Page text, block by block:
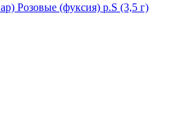
Розовые (фуксия) р.S (3,5 г)